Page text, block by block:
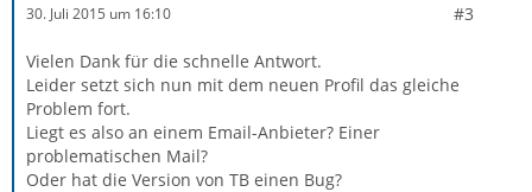
30. Juli 2015 um 16:10 #3
Vielen Dank für die schnelle Antwort.
Leider setzt sich nun mit dem neuen Profil das gleiche
Problem fort.
Liegt es also an einem Email-Anbieter? Einer
problematischen Mail?
Oder hat die Version von TB einen Bug?